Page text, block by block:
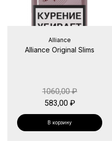
Alliance
Alliance Original Slims
1060,00₽
583,00 ₽
В корзину